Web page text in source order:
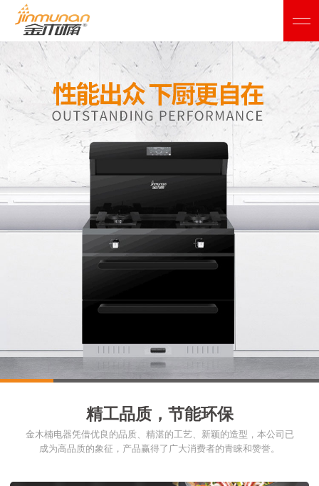
精工品质，节能环保
金木楠电器凭借优良的品质、精湛的工艺、新颖的造型，本公司已
成为高品质的象征，产品赢得了广大消费者的青睐和赞誉。